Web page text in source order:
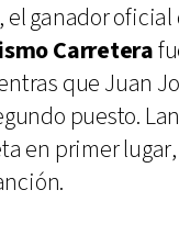
el ganador
Carretera
que Juan
puesto.
en primer